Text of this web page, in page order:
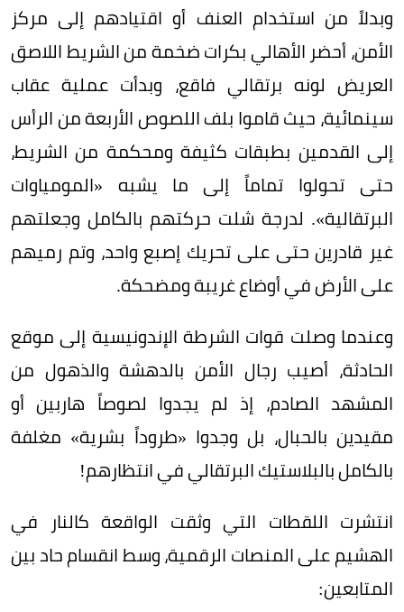
وبدلاً من استخدام العنف أو اقتيادهم إلى مركز
الأمن، أحضر الأهالي بكرات ضخمة من الشريط اللاصق
العريض لونه برتقالي فاقع، وبدأت عملية عقاب
سينمائية، حيث قاموا بلف اللصوص الأربعة من الرأس
إلى القدمين بطبقات كثيفة ومحكمة من الشريط،
حتى تحولوا تماماً إلى ما يشبه «المومياوات
البرتقالية». لدرجة شلت حركتهم بالكامل وجعلتهم
غير قادرين حتى على تحريك إصبع واحد، وتم رميهم
على الأرض في أوضاع غريبة ومضحكة.
وعندما وصلت قوات الشرطة الإندونيسية إلى موقع
الحادثة، أصيب رجال الأمن بالدهشة والذهول من
المشهد الصادم، إذ لم يجدوا لصوصاً هاربين أو
مقيدين بالحبال، بل وجدوا «طروداً بشرية» مغلفة
بالكامل بالبلاستيك البرتقالي في انتظارهم!
انتشرت اللقطات التي وثقت الواقعة كالنار في
الهشيم على المنصات الرقمية، وسط انقسام حاد بين
المتابعين: